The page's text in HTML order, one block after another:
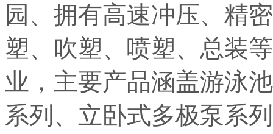
园、拥有高速冲压、精
塑、吹塑、喷塑、总装
业，主要产品涵盖游泳
系列、立卧式多极泵系